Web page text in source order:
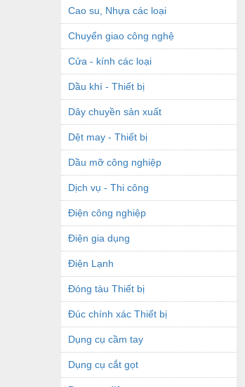
Cao su, Nhựa các loại
Chuyển giao công nghệ
Cửa - kính các loại
Dầu khí - Thiết bị
Dây chuyền sản xuất
Dệt may - Thiết bị
Dầu mỡ công nghiệp
Dịch vụ - Thi công
Điện công nghiệp
Điện gia dụng
Điện Lạnh
Đóng tàu Thiết bị
Đúc chính xác Thiết bị
Dụng cụ cầm tay
Dụng cụ cắt gọt